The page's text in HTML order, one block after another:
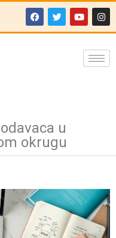
u
okrugu